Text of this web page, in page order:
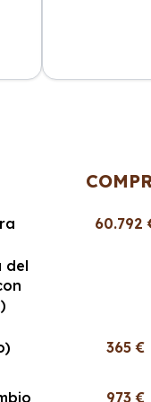
60.792
del
365 €
973 €